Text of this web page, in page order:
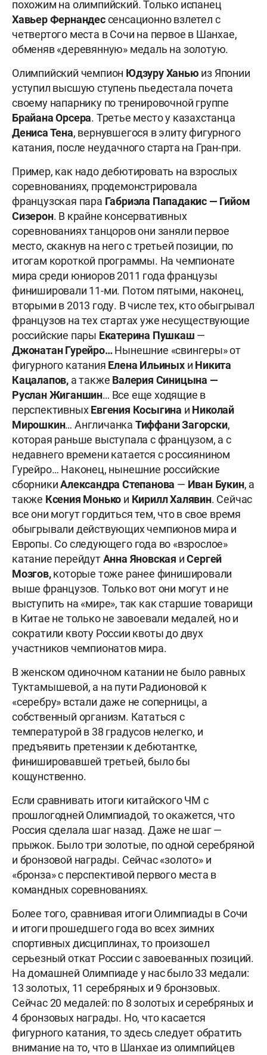
похожим на олимпийский. Только испанец
ХавьерФернандессенсационно взлетел с
четвертого места в Сочи на первое в Шанхае,
обменяв «деревянную» медаль на золотую.
Олимпийский чемпион Юдзуру Ханью из Японии
уступил высшую ступень пьедестала почета
своему напарнику по тренировочной группе
Брайана Орсера. Третье место у казахстанца
Дениса Тена, вернувшегося в элиту фигурного
катания, после неудачного старта на Гран-при.
Пример, как надо дебютировать на взрослых
соревнованиях, продемонстрировала
французская пара Габриэла Пападакис — Гийом
Сизерон. В крайне консервативных
соревнованиях танцоров они заняли первое
место, скакнув на него с третьей позиции, по
итогам короткой программы. На чемпионате
мира среди юниоров 2011 года французы
финишировали 11-ми. Потом пятыми, наконец,
вторыми в 2013 году. В числе тех, кто обыгрывал
французов на тех стартах уже несуществующие
российские пары Екатерина Пушкаш —
Джонатан Гурейро…Нынешние «свингеры» от
фигурного катания Елена Ильиных и Никита
Кацалапов, а также Валерия Синицына —
Руслан Жиганшин… Все еще ходящие в
перспективныхЕвгения Косыгина и Николай
Мирошкин… Англичанка Тиффани Загорски,
которая раньше выступала с французом, а с
недавнего времени катается с россиянином
Гурейро… Наконец, нынешние российские
сборникиАлександра Степанова — Иван Букин, а
также Ксения Монько и Кирилл Халявин. Сейчас
все они могут гордиться тем, что в свое время
обыгрывали действующих чемпионов мира и
Европы. Со следующего года во «взрослое»
катание перейдутАнна Яновская иСергей
Мозгов,которые тоже ранее финишировали
выше французов. Только вот они могут и не
выступить на «мире», так как старшие товарищи
в Китае не только не завоевали медалей, но и
сократили квоту России квоты до двух
участников чемпионатов мира.
В женском одиночном катании не было равных
Туктамышевой, а на пути Радионовой к
«серебру» встали даже не соперницы, а
собственный организм. Кататься с
температурой в 38 градусов нелегко, и
предъявить претензии к дебютантке,
финишировавшей третьей, было бы
кощунственно.
Если сравнивать итоги китайского ЧМ с
прошлогодней Олимпиадой, то окажется, что
Россия сделала шаг назад. Даже не шаг —
прыжок. Было три золотые, по одной серебряной
и бронзовой награды. Сейчас «золото» и
«бронза» с перспективой первого места в
командных соревнованиях.
Более того, сравнивая итоги Олимпиады в Сочи
и итоги прошедшего года во всех зимних
спортивных дисциплинах, то произошел
серьезный откат России с завоеванных позиций.
На домашней Олимпиаде у нас было 33 медали:
13 золотых, 11 серебряных и 9 бронзовых.
Сейчас 20 медалей: по 8 золотых и серебряных и
4 бронзовых награды. Но, что касается
фигурного катания, то здесь следует обратить
внимание на то, что в Шанхае из олимпийцев